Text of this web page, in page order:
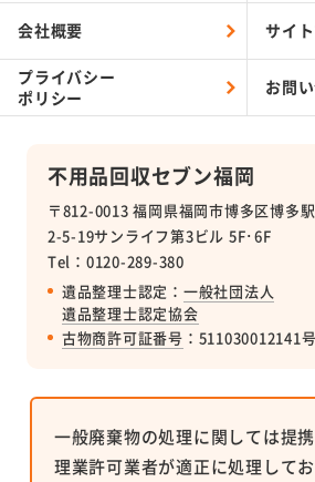
不用品回収セブン福岡
〒812-0013 福岡県福岡市博多区博多
2-5-19サンライフ第3ビル 5F･6F
Tel：0120-289-380
遺品整理士認定： 一般社団法人
遺品整理士認定協会
古物商許可証番号 ：511030012141号
会社概要 サイ
プライバシー
ポリシー
お問
一般廃棄物の処理に関しては提
理業許可業者が適正に処理してお